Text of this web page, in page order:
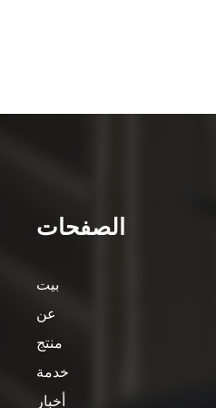
الصفحات
بيت
عن
منتج
خدمة
أخبار